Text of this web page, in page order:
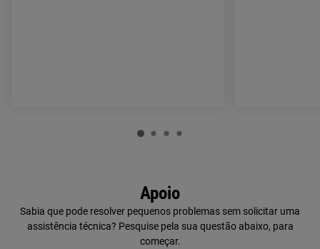
Apoio
Sabia que pode resolver pequenos problemas sem solicitar uma
assistência técnica? Pesquise pela sua questão abaixo, para
começar.